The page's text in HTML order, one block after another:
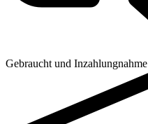
Gebraucht und Inzahlungnahme